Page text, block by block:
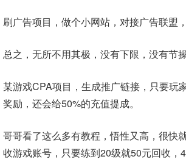
刷广告项目，做个小网站，对接广告联盟
总之，无所不用其极，没有下限，没有节
某游戏CPA项目，生成推广链接，只要玩
奖励，还会给50%的充值提成。
哥哥看了这么多有教程，悟性又高，很快
收游戏账号，只要练到20级就50元回收，